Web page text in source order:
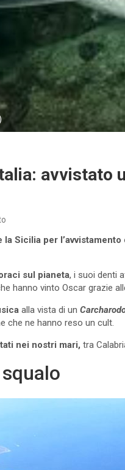
avvistato
la Sicilia per
sul pianeta, i suoi denti
hanno vinto Oscar grazie
alla vista di un
che ne hanno reso un cult.
nei nostri mari, tra